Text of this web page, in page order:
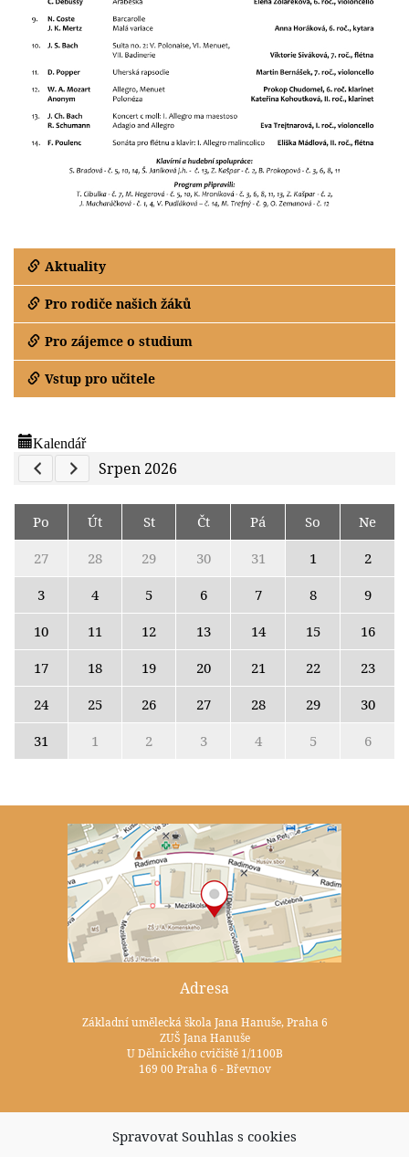
Spravovat Souhlas s cookies
Aktuality
Pro rodiče našich žáků
Pro zájemce o studium
Vstup pro učitele
Kalendář
Previous Calendar
Next Calendar
Srpen 2026
Po Út St Čt Pá So
Ne
27
28 29 30 31 1
2
3
4 5 6 7 8
9
10
11 12 13 14 15
16
17
18 19 20 21 22
23
24
25 26 27 28 29
30
31
1 2 3 4 5 6
Adresa
Základní umělecká škola Jana Hanuše, Praha 6
ZUŠ Jana Hanuše
U Dělnického cvičiště 1/1100B
169 00 Praha 6 - Břevnov